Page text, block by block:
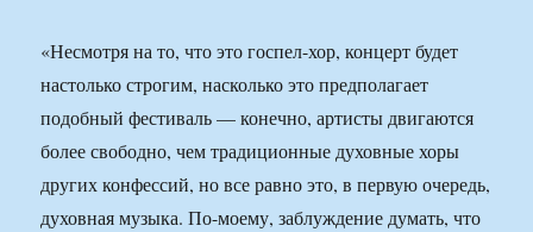
«Несмотря на то, что это госпел-хор, концерт будет
настолько строгим, насколько это предполагает
подобный фестиваль — конечно, артисты двигаются
более свободно, чем традиционные духовные хоры
других конфессий, но все равно это, в первую очередь,
духовная музыка. По-моему, заблуждение думать, что